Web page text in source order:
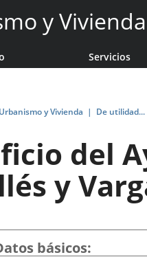
y Vivienda
Servicios
Urbanismo y Vivienda De utilidad...
del
y
básicos